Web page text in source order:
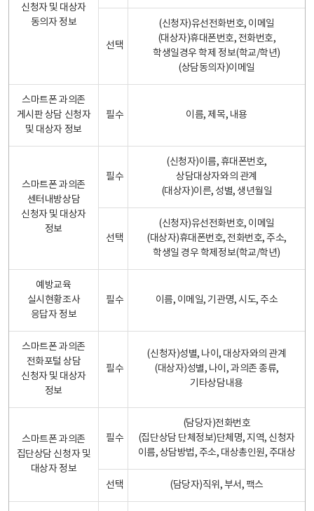
신청자 및 대상자
동의자 정보
선택
(신청자)유선전화번호, 이메일
(대상자)휴대폰번호, 전화번호,
학생일경우 학제 정보(학교/학년)
(상담동의자)이메일
스마트폰 과의존
게시판 상담 신청자
및 대상자 정보
필수 이름, 제목, 내용
스마트폰 과의존
센터내방상담
신청자 및 대상자
정보
필수
(신청자)이름, 휴대폰번호,
상담대상자와의 관계
(대상자)이른, 성별, 생년월일
선택
(신청자)유선전화번호, 이메일
(대상자)휴대폰번호, 전화번호, 주소,
학생일 경우 학제정보(학교/학년)
예방교육
실시현황조사
응답자 정보
필수 이름, 이메일, 기관명, 시도, 주소
스마트폰 과의존
전화포털 상담
신청자 및 대상자
정보
필수
(신청자)성별, 나이, 대상자와의 관계
(대상자)성별, 나이, 과의존 종류,
기타상담내용
스마트폰 과의존
집단상담 신청자 및
대상자 정보
필수
(담당자)전화번호
(집단상담 단체정보)단체명, 지역, 신청자
이름, 상담방법, 주소, 대상총인원, 주대상
선택 (담당자)직위, 부서, 팩스